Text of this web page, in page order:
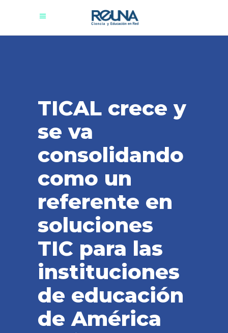
TICAL crece y
se va
consolidando
como un
referente en
soluciones
TIC para las
instituciones
de educación
de América